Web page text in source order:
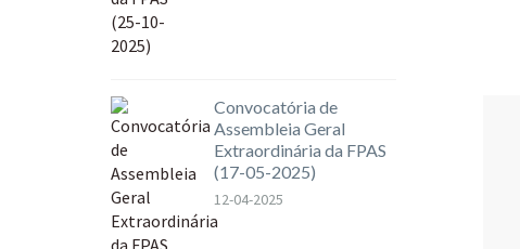
Convocatória de
Assembleia Geral
Extraordinária da FPAS
(17-05-2025)
12-04-2025